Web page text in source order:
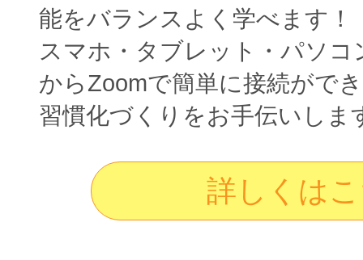
能をバランスよく学べます！
スマホ・タブレット・パソ
からZoomで簡単に接続がで
習慣化づくりをお手伝いしま
詳しくは